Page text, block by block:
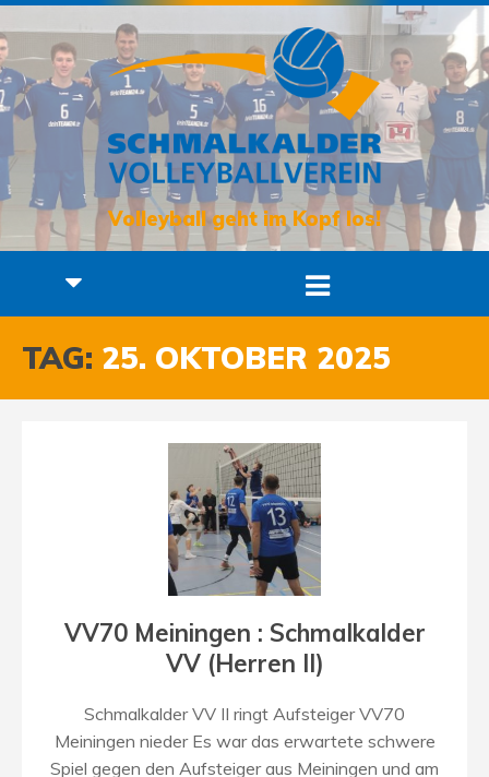
Volleyball geht im Kopf los!
TAG: 25. OKTOBER 2025
VV70 Meiningen : Schmalkalder
VV (Herren II)
Schmalkalder VV II ringt Aufsteiger VV70
Meiningen nieder Es war das erwartete schwere
Spiel gegen den Aufsteiger aus Meiningen und am